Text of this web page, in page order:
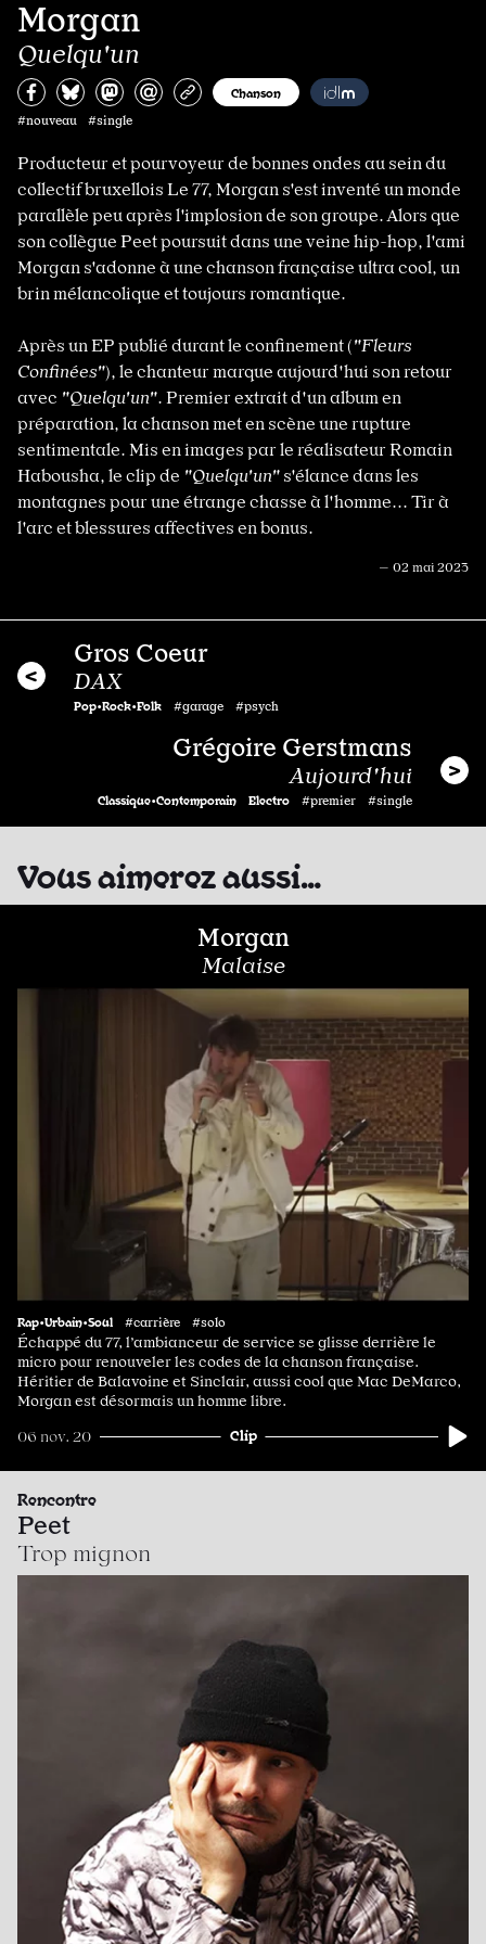
Morgan
Quelqu'un
Partagez sur Facebook
Partager sur Bluesky
Partager sur Mastodon
Partagez par e-mail
Copiez l’url
Chanson
#nouveau #single
Producteur et pourvoyeur de bonnes ondes au sein du
collectif bruxellois Le 77, Morgan s'est inventé un monde
parallèle peu après l'implosion de son groupe. Alors que
son collègue Peet poursuit dans une veine hip-hop, l'ami
Morgan s'adonne à une chanson française ultra cool, un
brin mélancolique et toujours romantique.
Après un EP publié durant le confinement ("Fleurs
Confinées"), le chanteur marque aujourd'hui son retour
avec "Quelqu'un". Premier extrait d'un album en
préparation, la chanson met en scène une rupture
sentimentale. Mis en images par le réalisateur Romain
Habousha, le clip de "Quelqu'un" s'élance dans les
montagnes pour une étrange chasse à l'homme... Tir à
l'arc et blessures affectives en bonus.
— 02 mai 2023
Gros Coeur
DAX
Pop•Rock•Folk #garage #psych
Grégoire Gerstmans
Aujourd'hui
Classique•Contemporain Electro #premier #single
Vous aimerez aussi…
Morgan
Malaise
Rap•Urbain•Soul #carrière #solo
Échappé du 77, l’ambianceur de service se glisse derrière le
micro pour renouveler les codes de la chanson française.
Héritier de Balavoine et Sinclair, aussi cool que Mac DeMarco,
Morgan est désormais un homme libre.
06 nov. 20 Clip
Rencontre
Peet
Trop mignon